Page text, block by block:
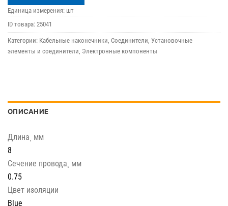
Единица измерения: шт
ID товара: 25041
Категории: Кабельные наконечники, Соединители, Установочные
элементы и соединители, Электронные компоненты
ОПИСАНИЕ
Длина¸ мм
8
Сечение провода¸ мм
0.75
Цвет изоляции
Blue